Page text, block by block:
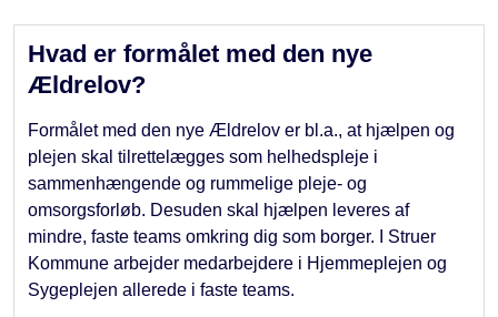
Hvad er formålet med den nye
Ældrelov?
Formålet med den nye Ældrelov er bl.a., at hjælpen og
plejen skal tilrettelægges som helhedspleje i
sammenhængende og rummelige pleje- og
omsorgsforløb. Desuden skal hjælpen leveres af
mindre, faste teams omkring dig som borger. I Struer
Kommune arbejder medarbejdere i Hjemmeplejen og
Sygeplejen allerede i faste teams.